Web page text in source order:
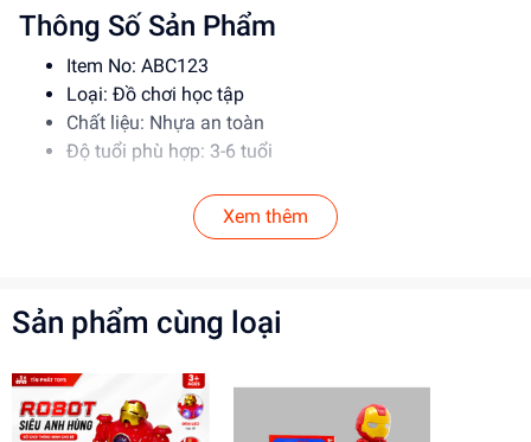
Thông Số Sản Phẩm
Item No: ABC123
Loại: Đồ chơi học tập
Chất liệu: Nhựa an toàn
Độ tuổi phù hợp: 3-6 tuổi
Hướng Dẫn Sử Dụng
Hướng dẫn bé sử dụng đồ chơi đúng cách
Lợi Ích Phát Triển
Phát triển tư duy sáng tạo và trí tưởng tượng
Rèn luyện kỹ năng học tập và khám phá
Xem thêm
Sản phẩm cùng loại